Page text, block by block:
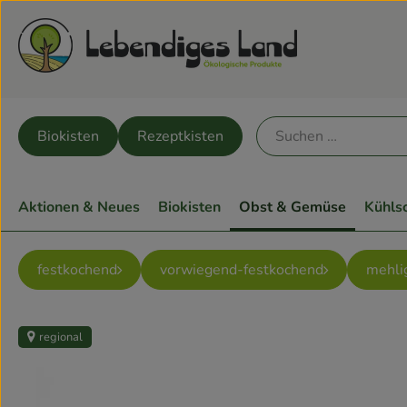
Biokisten Rezeptkisten
Aktionen & Neues Biokisten Obst & Gemüse
festkochend vorwiegend-festkochend
regional